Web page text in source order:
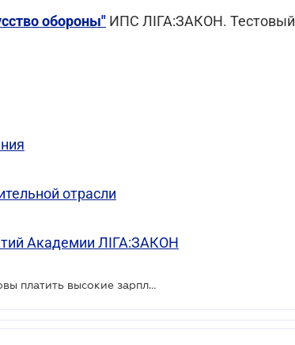
обороны" ИПС ЛІГА:ЗАКОН. Тестовый
отрасли
Академии ЛІГА:ЗАКОН
Каким работникам работодатели готовы платить высокие зарплаты?